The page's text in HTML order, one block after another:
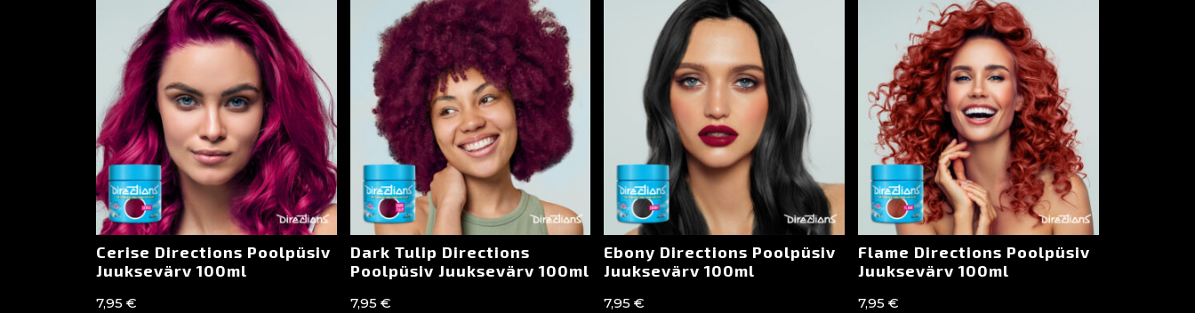
Cerise Directions Poolpüsiv
Juuksevärv 100ml
7,95 €
Dark Tulip Directions
Poolpüsiv Juuksevärv 100ml
7,95 €
Ebony Directions Poolpüsiv
Juuksevärv 100ml
7,95€
Flame Directions Poolpüsiv
Juuksevärv 100ml
7,95€